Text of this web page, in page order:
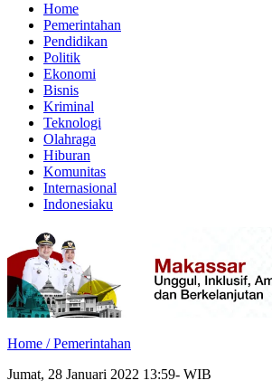
Home
Pemerintahan
Pendidikan
Politik
Ekonomi
Bisnis
Kriminal
Teknologi
Olahraga
Hiburan
Komunitas
Internasional
Indonesiaku
Home /Pemerintahan
Jumat, 28 Januari 2022 13:59- WIB